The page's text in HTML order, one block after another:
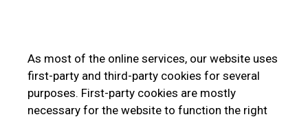
As most of the online services, our website uses
first-party and third-party cookies for several
purposes. First-party cookies are mostly
necessary for the website to function the right